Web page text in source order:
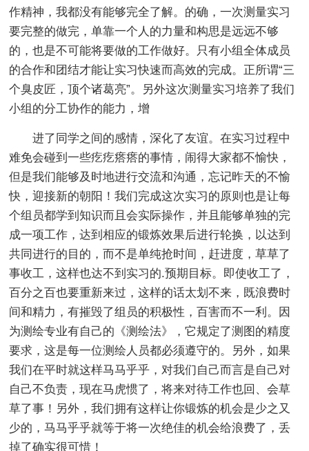
作精神，我都没有能够完全了解。的确，一次测量实习
要完整的做完，单靠一个人的力量和构思是远远不够
的，也是不可能将要做的工作做好。只有小组全体成员
的合作和团结才能让实习快速而高效的完成。正所谓“三
个臭皮匠，顶个诸葛亮”。另外这次测量实习培养了我们
小组的分工协作的能力，增
进了同学之间的感情，深化了友谊。在实习过程中
难免会碰到一些疙疙瘩瘩的事情，闹得大家都不愉快，
但是我们能够及时地进行交流和沟通，忘记昨天的不愉
快，迎接新的朝阳！我们完成这次实习的原则也是让每
个组员都学到知识而且会实际操作，并且能够单独的完
成一项工作，达到相应的锻炼效果后进行轮换，以达到
共同进行的目的，而不是单纯抢时间，赶进度，草草了
事收工，这样也达不到实习的.预期目标。即使收工了，
百分之百也要重新来过，这样的话太划不来，既浪费时
间和精力，有摧毁了组员的积极性，百害而不一利。因
为测绘专业有自己的《测绘法》，它规定了测图的精度
要求，这是每一位测绘人员都必须遵守的。另外，如果
我们在平时就这样马马乎乎，对我们自己而言是自己对
自己不负责，现在马虎惯了，将来对待工作也回、会草
草了事！另外，我们拥有这样让你锻炼的机会是少之又
少的，马马乎乎就等于将一次绝佳的机会给浪费了，丢
掉了确实很可惜！